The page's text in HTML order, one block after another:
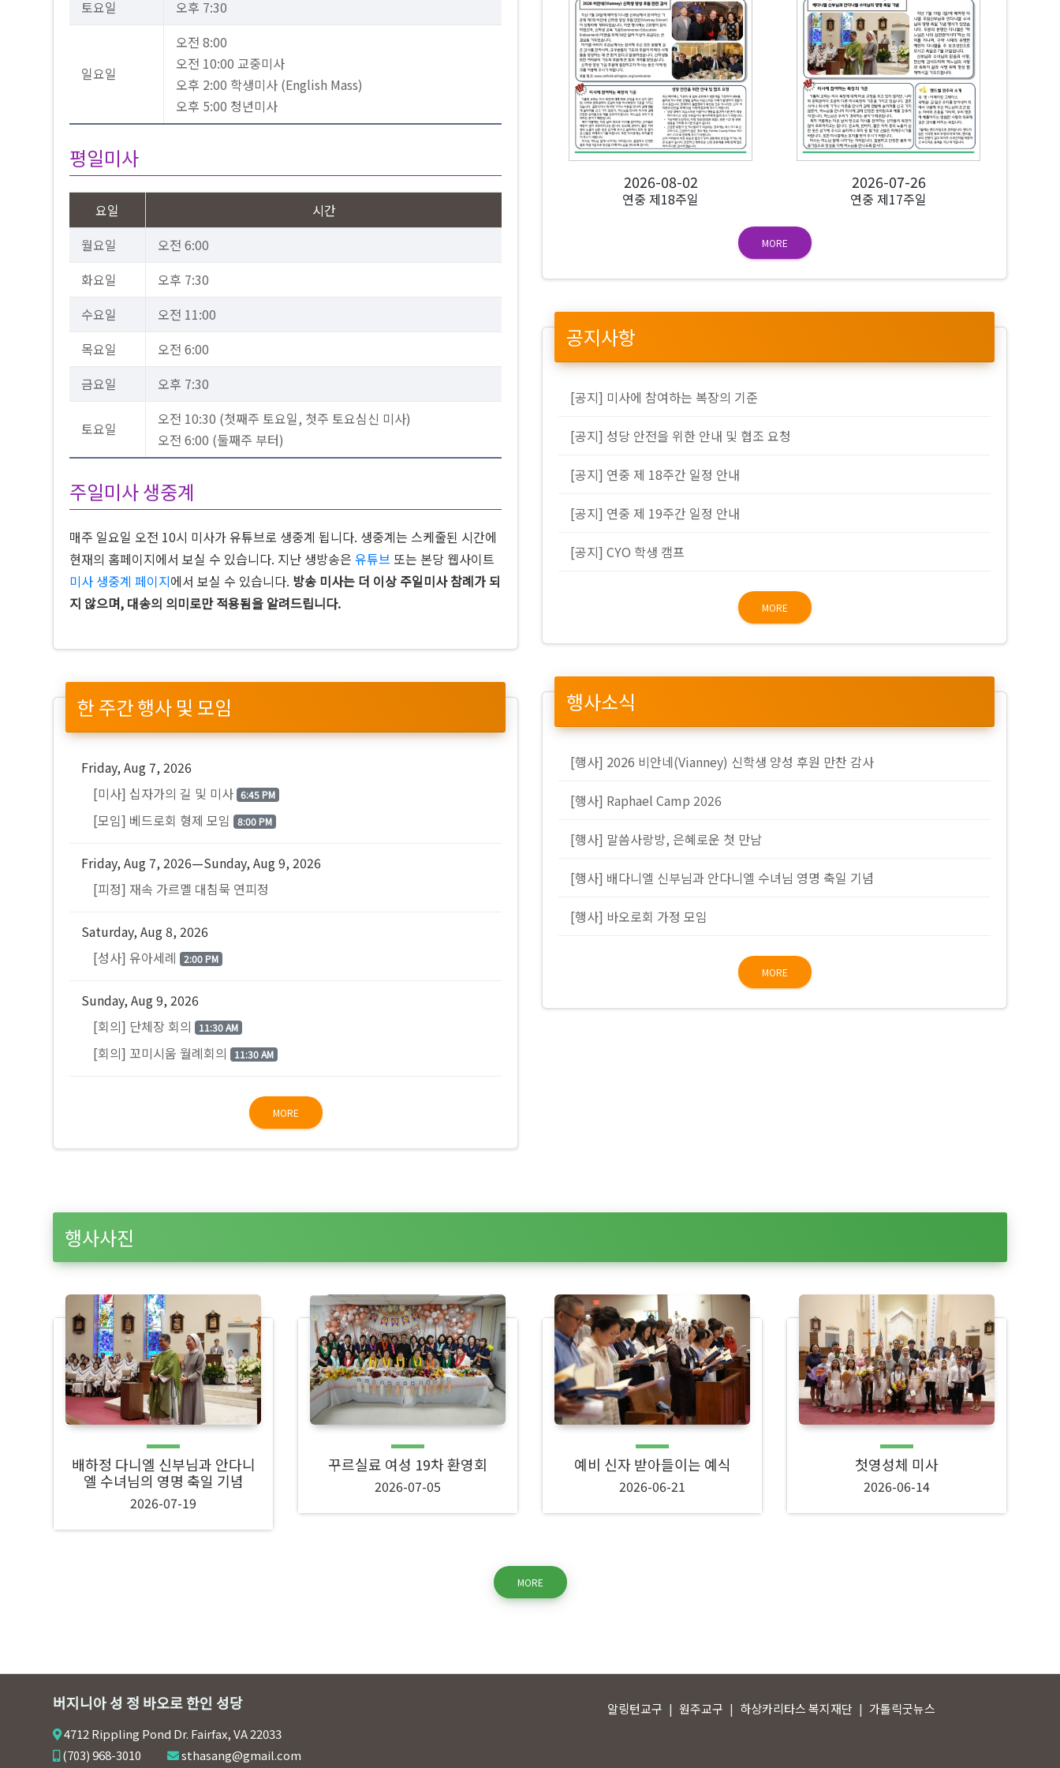
토요일 오후 7:30
일요일
오전 8:00
오전 10:00 교중미사
오후 2:00 학생미사 (English Mass)
오후 5:00 청년미사
평일미사
요일
시간
월요일
오전 6:00
화요일
오후 7:30
수요일
오전 11:00
목요일
오전 6:00
금요일
오후 7:30
토요일
오전 10:30 (첫째주 토요일, 첫주 토요심신 미사)
오전 6:00 (둘째주 부터)
주일미사 생중계
매주 일요일 오전 10시 미사가 유튜브로 생중계 됩니다. 생중계는 스케줄된 시간에
현재의 홈페이지에서 보실 수 있습니다. 지난 생방송은 유튜브 또는 본당 웹사이트
미사 생중계 페이지에서 보실 수 있습니다. 방송 미사는 더 이상 주일미사 참례가 되
지 않으며, 대송의 의미로만 적용됨을 알려드립니다.
한 주간 행사 및 모임
Friday, Aug 7, 2026
[미사] 십자가의 길 및 미사 6:45 PM
[모임] 베드로회 형제 모임 8:00 PM
Friday, Aug 7, 2026—Sunday, Aug 9, 2026
[피정] 재속 가르멜 대침묵 연피정
Saturday, Aug 8, 2026
[성사] 유아세례
2:00 PM
Sunday, Aug 9, 2026
[회의] 단체장 회의
11:30 AM
[회의] 꼬미시움 월례회의 11:30 AM
MORE
2026-08-02
연중 제18주일
2026-07-26
연중 제17주일
MORE
공지사항
[공지] 미사에 참여하는 복장의 기준
[공지] 성당 안전을 위한 안내 및 협조 요청
[공지] 연중 제 18주간 일정 안내
[공지] 연중 제 19주간 일정 안내
[공지] CYO 학생 캠프
MORE
행사소식
[행사] 2026 비안네(Vianney) 신학생 양성 후원 만찬 감사
[행사] Raphael Camp 2026
[행사] 말씀사랑방, 은혜로운 첫 만남
[행사] 배다니엘 신부님과 안다니엘 수녀님 영명 축일 기념
[행사] 바오로회 가정 모임
MORE
행사사진
배하정 다니엘 신부님과 안다니
엘 수녀님의 영명 축일 기념
2026-07-19
꾸르실료 여성 19차 환영회
2026-07-05
예비 신자 받아들이는 예식
2026-06-21
첫영성체 미사
2026-06-14
MORE
버지니아 성 정 바오로 한인 성당
4712 Rippling Pond Dr. Fairfax, VA 22033
(703) 968-3010
sthasang@gmail.com
알링턴교구 원주교구 하상카리타스 복지재단 가톨릭굿뉴스